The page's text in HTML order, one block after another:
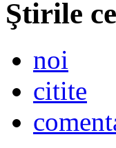
Ştirile
noi
citite